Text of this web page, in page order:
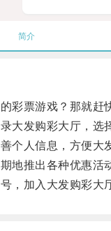
简介
票游戏？那就赶
发购彩大厅，选
人信息，方便大
推出各种优惠活
加入大发购彩大